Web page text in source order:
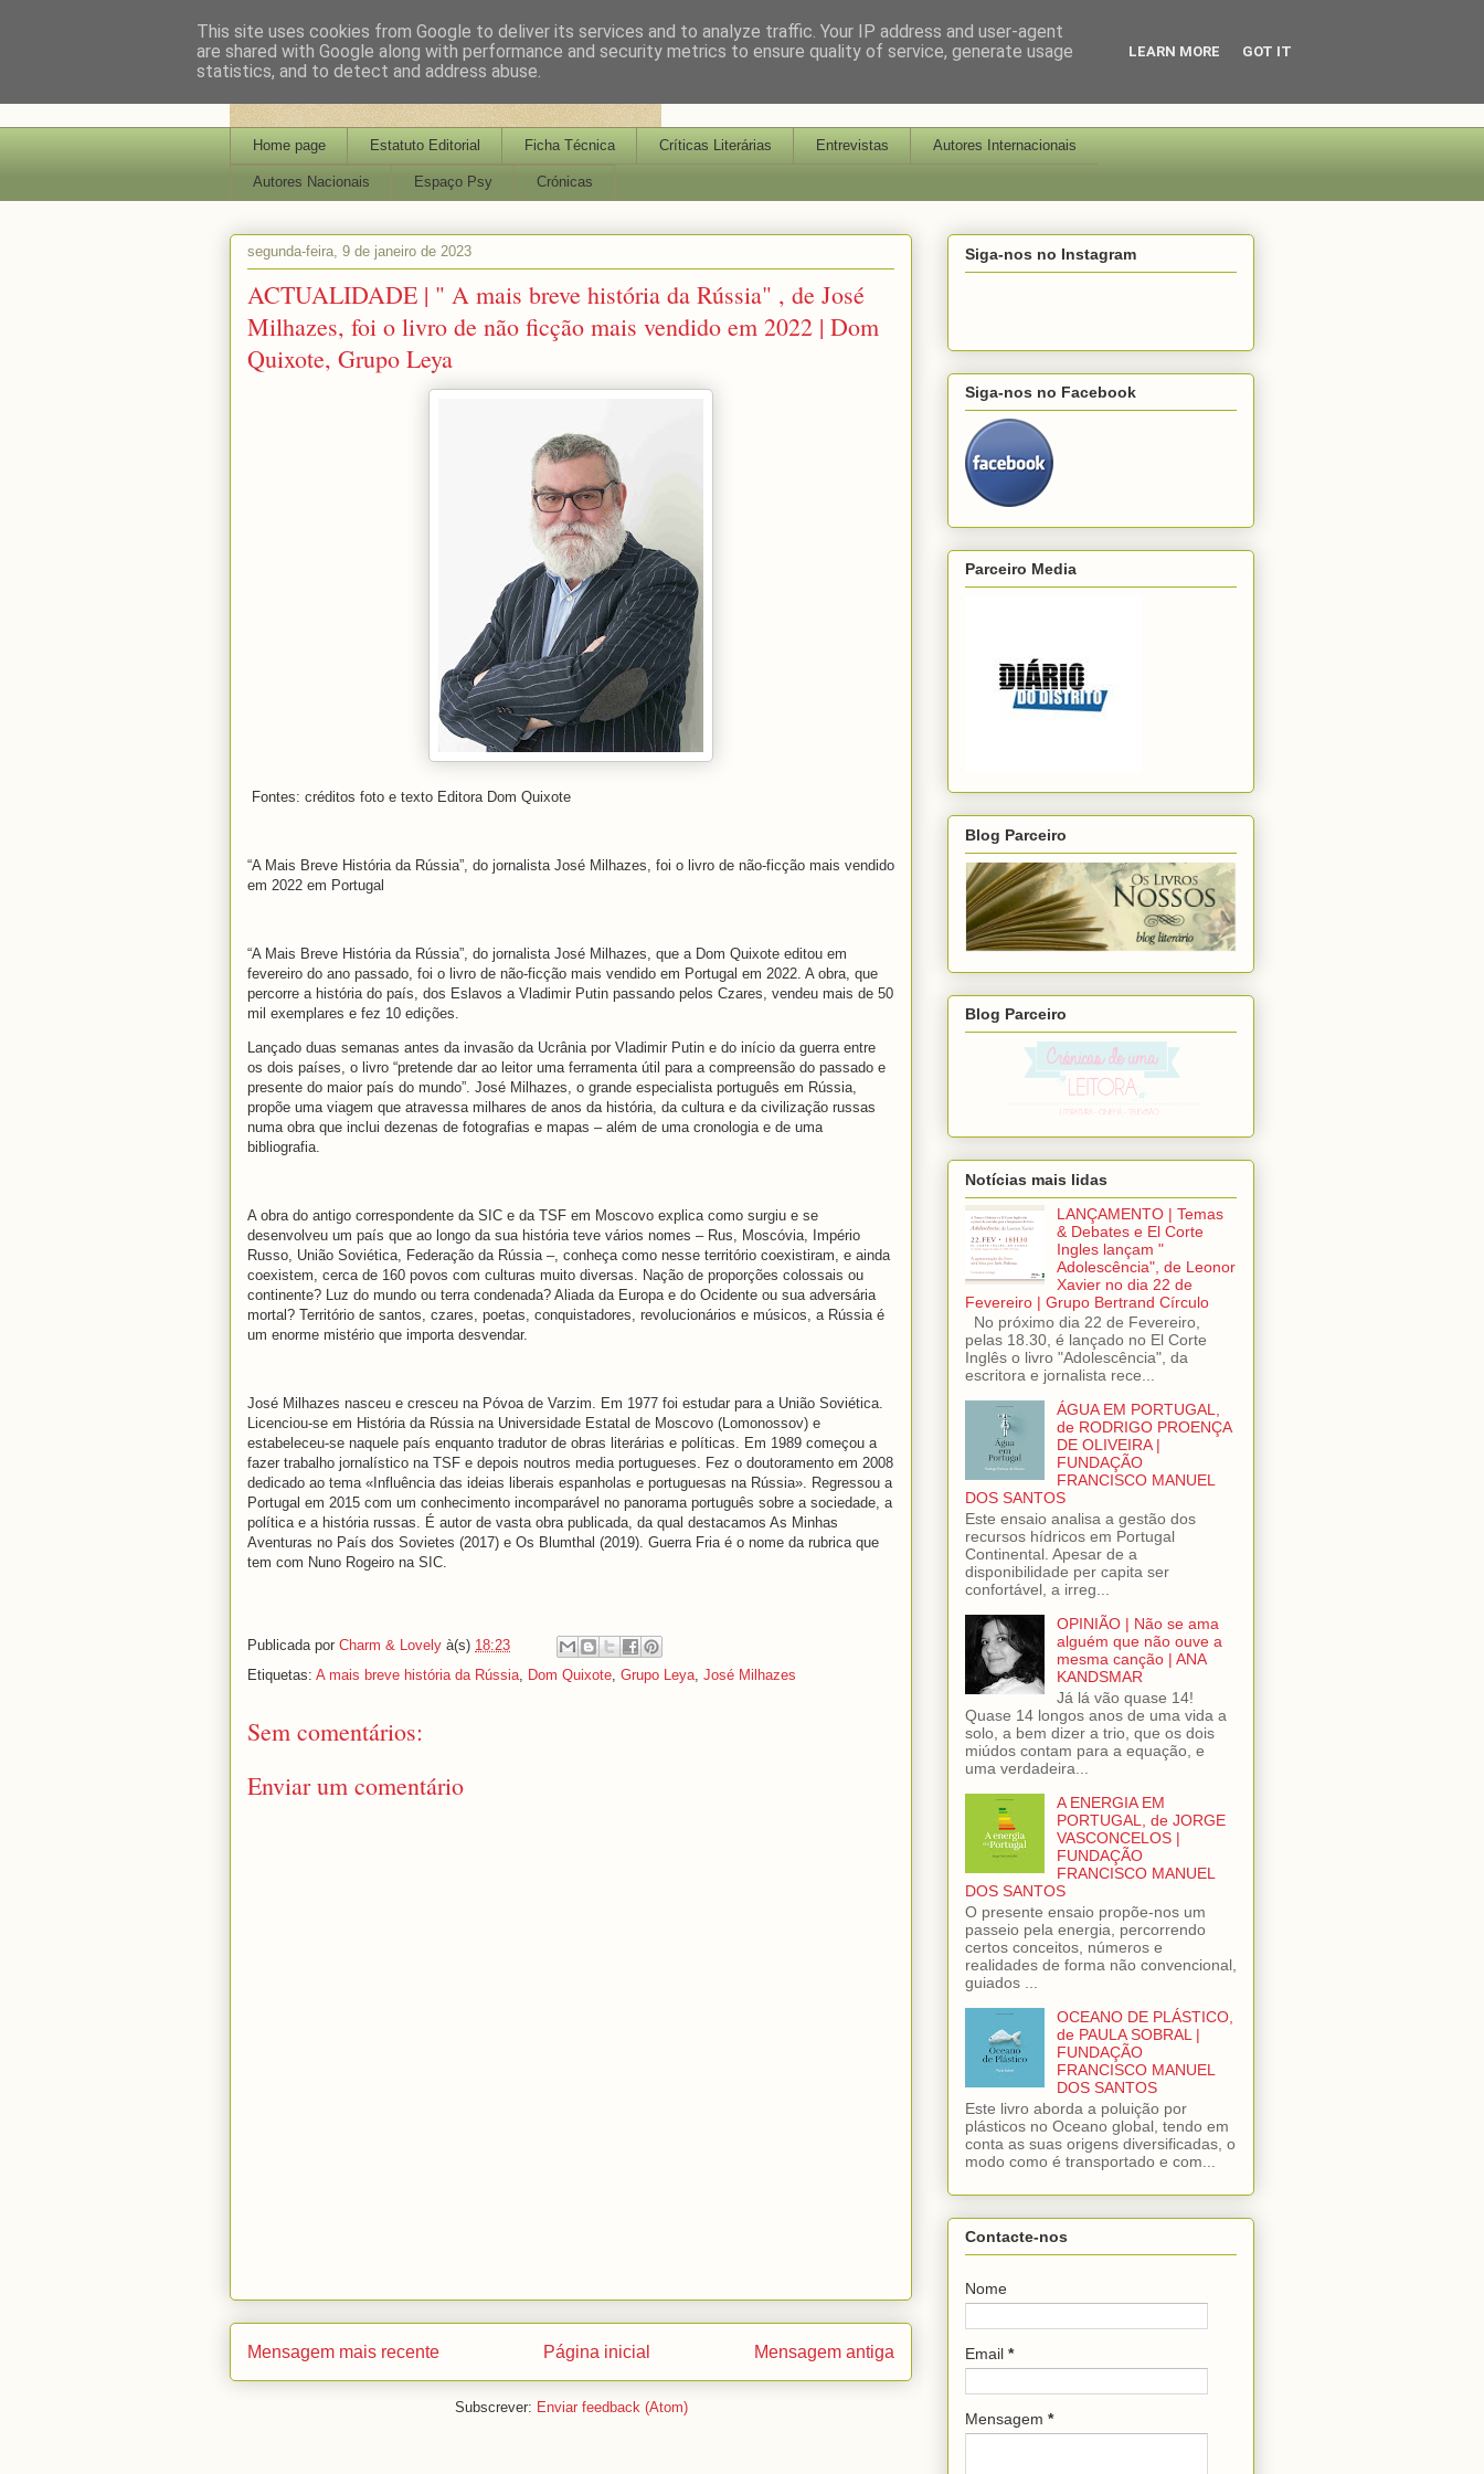
Home page Estatuto Editorial Ficha Técnica Críticas Literárias Entrevistas Autores Internacionais
Autores Nacionais Espaço Psy Crónicas
segunda-feira, 9 de janeiro de 2023
ACTUALIDADE | " A mais breve história da Rússia" , de José
Milhazes, foi o livro de não ficção mais vendido em 2022 | Dom
Quixote, Grupo Leya
Fontes: créditos foto e texto Editora Dom Quixote
“A Mais Breve História da Rússia”, do jornalista José Milhazes, foi o livro de não-ficção mais vendido
em 2022 em Portugal
“A Mais Breve História da Rússia”, do jornalista José Milhazes, que a Dom Quixote editou em
fevereiro do ano passado, foi o livro de não-ficção mais vendido em Portugal em 2022. A obra, que
percorre a história do país, dos Eslavos a Vladimir Putin passando pelos Czares, vendeu mais de 50
mil exemplares e fez 10 edições.
Lançado duas semanas antes da invasão da Ucrânia por Vladimir Putin e do início da guerra entre
os dois países, o livro “pretende dar ao leitor uma ferramenta útil para a compreensão do passado e
presente do maior país do mundo”. José Milhazes, o grande especialista português em Rússia,
propõe uma viagem que atravessa milhares de anos da história, da cultura e da civilização russas
numa obra que inclui dezenas de fotografias e mapas – além de uma cronologia e de uma
bibliografia.
A obra do antigo correspondente da SIC e da TSF em Moscovo explica como surgiu e se
desenvolveu um país que ao longo da sua história teve vários nomes – Rus, Moscóvia, Império
Russo, União Soviética, Federação da Rússia –, conheça como nesse território coexistiram, e ainda
coexistem, cerca de 160 povos com culturas muito diversas. Nação de proporções colossais ou
continente? Luz do mundo ou terra condenada? Aliada da Europa e do Ocidente ou sua adversária
mortal? Território de santos, czares, poetas, conquistadores, revolucionários e músicos, a Rússia é
um enorme mistério que importa desvendar.
José Milhazes nasceu e cresceu na Póvoa de Varzim. Em 1977 foi estudar para a União Soviética.
Licenciou-se em História da Rússia na Universidade Estatal de Moscovo (Lomonossov) e
estabeleceu-se naquele país enquanto tradutor de obras literárias e políticas. Em 1989 começou a
fazer trabalho jornalístico na TSF e depois noutros media portugueses. Fez o doutoramento em 2008
dedicado ao tema «Influência das ideias liberais espanholas e portuguesas na Rússia». Regressou a
Portugal em 2015 com um conhecimento incomparável no panorama português sobre a sociedade, a
política e a história russas. É autor de vasta obra publicada, da qual destacamos As Minhas
Aventuras no País dos Sovietes (2017) e Os Blumthal (2019). Guerra Fria é o nome da rubrica que
tem com Nuno Rogeiro na SIC.
Publicada por Charm & Lovely à(s) 18:23
Etiquetas: A mais breve história da Rússia, Dom Quixote, Grupo Leya, José Milhazes
Sem comentários:
Enviar um comentário
Mensagem mais recente Mensagem antiga
Página inicial
Subscrever: Enviar feedback (Atom)
Siga-nos no Instagram
Siga-nos no Facebook
Parceiro Media
Blog Parceiro
Blog Parceiro
Notícias mais lidas
LANÇAMENTO | Temas
& Debates e El Corte
Ingles lançam "
Adolescência", de Leonor
Xavier no dia 22 de
Fevereiro | Grupo Bertrand Círculo
No próximo dia 22 de Fevereiro,
pelas 18.30, é lançado no El Corte
Inglês o livro "Adolescência", da
escritora e jornalista rece...
ÁGUA EM PORTUGAL,
de RODRIGO PROENÇA
DE OLIVEIRA |
FUNDAÇÃO
FRANCISCO MANUEL
DOS SANTOS
Este ensaio analisa a gestão dos
recursos hídricos em Portugal
Continental. Apesar de a
disponibilidade per capita ser
confortável, a irreg...
OPINIÃO | Não se ama
alguém que não ouve a
mesma canção | ANA
KANDSMAR
Já lá vão quase 14!
Quase 14 longos anos de uma vida a
solo, a bem dizer a trio, que os dois
miúdos contam para a equação, e
uma verdadeira...
A ENERGIA EM
PORTUGAL, de JORGE
VASCONCELOS |
FUNDAÇÃO
FRANCISCO MANUEL
DOS SANTOS
O presente ensaio propõe-nos um
passeio pela energia, percorrendo
certos conceitos, números e
realidades de forma não convencional,
guiados ...
OCEANO DE PLÁSTICO,
de PAULA SOBRAL |
FUNDAÇÃO
FRANCISCO MANUEL
DOS SANTOS
Este livro aborda a poluição por
plásticos no Oceano global, tendo em
conta as suas origens diversificadas, o
modo como é transportado e com...
Contacte-nos
Nome
Email *
Mensagem *
This site uses cookies from Google to deliver its services and to analyze traffic. Your IP address and user-agent
are shared with Google along with performance and security metrics to ensure quality of service, generate usage
statistics, and to detect and address abuse.
LEARN MORE GOT IT